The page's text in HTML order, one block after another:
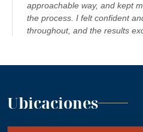
approachable way, and kept
the process. I felt confident
throughout, and the results
team you can trust, and I’m
“
Ubicaciones